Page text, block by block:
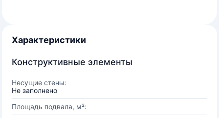
Характеристики
Конструктивные элементы
Несущие стены:
Не заполнено
Площадь подвала, м²: